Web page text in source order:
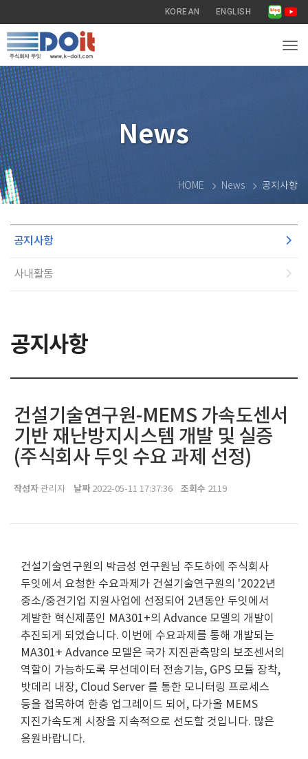
KOREAN ENGLISH
News
HOME News 공지사항
공지사항
사내활동
공지사항
건설기술연구원-MEMS 가속도센서
기반 재난방지시스템 개발 및 실증
(주식회사 두잇 수요 과제 선정)
작성자 관리자 날짜 2022-05-11 17:37:36 조회수 2119
건설기술연구원의 박금성 연구원님 주도하에 주식회사
두잇에서 요청한 수요과제가 건설기술연구원의 '2022년
중소/중견기업 지원사업에 선정되어 2년동안 두잇에서
계발한 혁신제품인 MA301+의 Advance 모델의 개발이
추진되게 되었습니다. 이번에 수요과제를 통해 개발되는
MA301+ Advance 모델은 국가 지진관측망의 보조센서의
역할이 가능하도록 무선데이터 전송기능, GPS 모듈 장착,
밧데리 내장, Cloud Server 를 통한 모니터링 프로세스
등을 접목하여 한층 업그레이드 되어, 다가올 MEMS
지진가속도계 시장을 지속적으로 선도할 것입니다. 많은
응원바랍니다.